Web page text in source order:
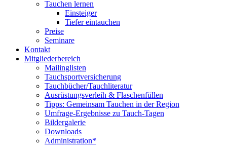
Tauchen lernen
Einsteiger
Tiefer eintauchen
Preise
Seminare
Kontakt
Mitgliederbereich
Mailinglisten
Tauchsportversicherung
Tauchbücher/Tauchliteratur
Ausrüstungsverleih & Flaschenfüllen
Tipps: Gemeinsam Tauchen in der Region
Umfrage-Ergebnisse zu Tauch-Tagen
Bildergalerie
Downloads
Administration*